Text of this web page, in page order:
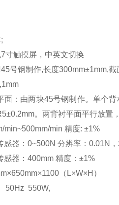
7寸触摸屏，中英文切换
45号钢制作,长度300mm±1mm,
面：由两块45号钢制作。单个背
。两背衬平面平行放置
min~500mm/min 精度: ±1%
感器：0~500N 分辨率：0.01N
感器：400mm 精度：±1%
（L×W×H）
50Hz 550W,